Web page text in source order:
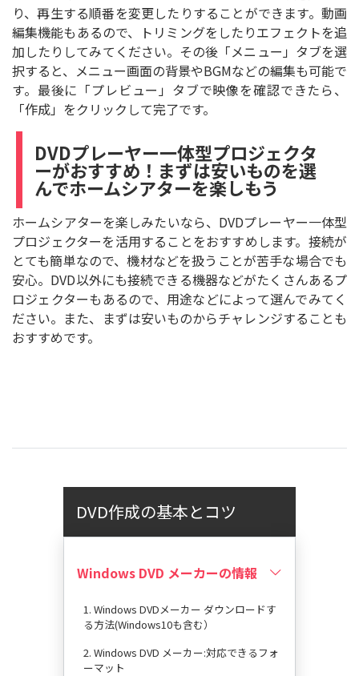
り、再生する順番を変更したりすることができます。動画
編集機能もあるので、トリミングをしたりエフェクトを追
加したりしてみてください。その後「メニュー」タブを選
択すると、メニュー画面の背景やBGMなどの編集も可能で
す。最後に「プレビュー」タブで映像を確認できたら、
「作成」をクリックして完了です。
DVDプレーヤー一体型プロジェクタ
ーがおすすめ！まずは安いものを選
んでホームシアターを楽しもう
ホームシアターを楽しみたいなら、DVDプレーヤー一体型
プロジェクターを活用することをおすすめします。接続が
とても簡単なので、機材などを扱うことが苦手な場合でも
安心。DVD以外にも接続できる機器などがたくさんあるプ
ロジェクターもあるので、用途などによって選んでみてく
ださい。また、まずは安いものからチャレンジすることも
おすすめです。
DVD作成の基本とコツ
Windows DVD メーカーの情報
1. Windows DVDメーカー ダウンロードす
る方法(Windows10も含む）
2. Windows DVD メーカー:対応できるフォ
ーマット